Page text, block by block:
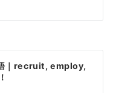
語｜recruit, employ,